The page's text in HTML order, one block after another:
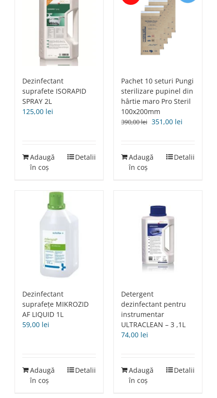
Dezinfectant
suprafete ISORAPID
SPRAY 2L
125,00 lei
Adaugă
în coș
Detalii
Pachet 10 seturi Pungi
sterilizare pupinel din
hârtie maro Pro Steril
100x200mm
390,00lei Prețul
390,00 lei.
351,00 lei
Adaugă
în coș
Detalii
Dezinfectant
suprafețe MIKROZID
AF LIQUID 1L
59,00 lei
Adaugă
în coș
Detalii
Detergent
dezinfectant pentru
instrumentar
ULTRACLEAN – 3 ,1L
74,00 lei
Adaugă
în coș
Detalii